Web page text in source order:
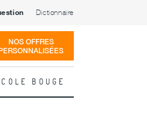
Dictionnaire
NOS OFFRES
BOUGE